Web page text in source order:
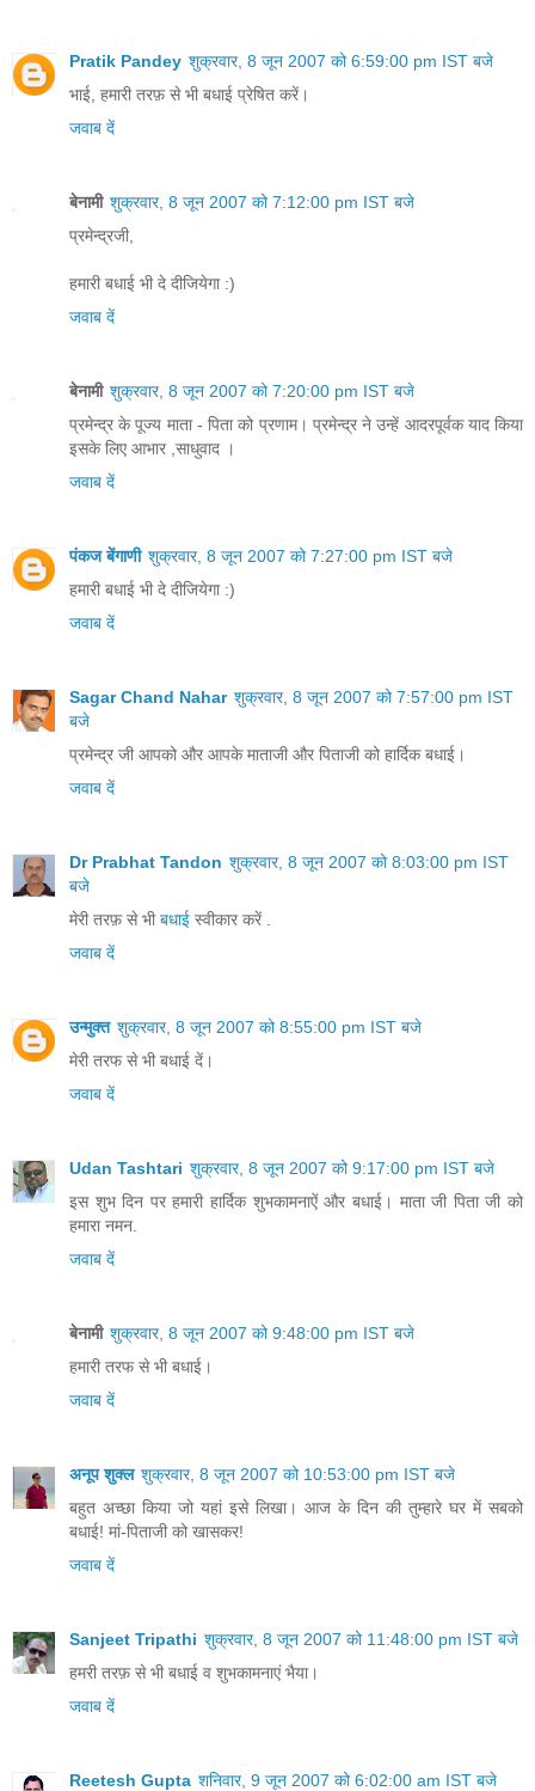
Pratik Pandey शुक्रवार, 8 जून 2007 को 6:59:00 pm IST बजे
भाई, हमारी तरफ़ से भी बधाई प्रेषित करें।
जवाब दें
बेनामी शुक्रवार, 8 जून 2007 को 7:12:00 pm IST बजे
प्रमेन्द्रजी,
हमारी बधाई भी दे दीजियेगा :)
जवाब दें
बेनामी शुक्रवार, 8 जून 2007 को 7:20:00 pm IST बजे
प्रमेन्द्र के पूज्य माता - पिता को प्रणाम। प्रमेन्द्र ने उन्हें आदरपूर्वक याद किया
इसके लिए आभार ,साधुवाद ।
जवाब दें
पंकज बेंगाणी शुक्रवार, 8 जून 2007 को 7:27:00 pm IST बजे
हमारी बधाई भी दे दीजियेगा :)
जवाब दें
Sagar Chand Nahar शुक्रवार, 8 जून 2007 को 7:57:00 pm IST
बजे
प्रमेन्द्र जी आपको और आपके माताजी और पिताजी को हार्दिक बधाई।
जवाब दें
Dr Prabhat Tandon शुक्रवार, 8 जून 2007 को 8:03:00 pm IST
बजे
मेरी तरफ़ से भीबधाई स्वीकार करें .
जवाब दें
उन्मुक्त शुक्रवार, 8 जून 2007 को 8:55:00 pm IST बजे
मेरी तरफ से भी बधाई दें।
जवाब दें
Udan Tashtari शुक्रवार, 8 जून 2007 को 9:17:00 pm IST बजे
इस शुभ दिन पर हमारी हार्दिक शुभकामनाऐं और बधाई। माता जी पिता जी को
हमारा नमन.
जवाब दें
बेनामी शुक्रवार, 8 जून 2007 को 9:48:00 pm IST बजे
हमारी तरफ से भी बधाई।
जवाब दें
अनूप शुक्ल शुक्रवार, 8 जून 2007 को 10:53:00 pm IST बजे
बहुत अच्छा किया जो यहां इसे लिखा। आज के दिन की तुम्हारे घर में सबको
बधाई! मां-पिताजी को खासकर!
जवाब दें
Sanjeet Tripathi शुक्रवार, 8 जून 2007 को 11:48:00 pm IST बजे
हमरी तरफ़ से भी बधाई व शुभकामनाएं भैया।
जवाब दें
Reetesh Gupta शनिवार, 9 जून 2007 को 6:02:00 am IST बजे